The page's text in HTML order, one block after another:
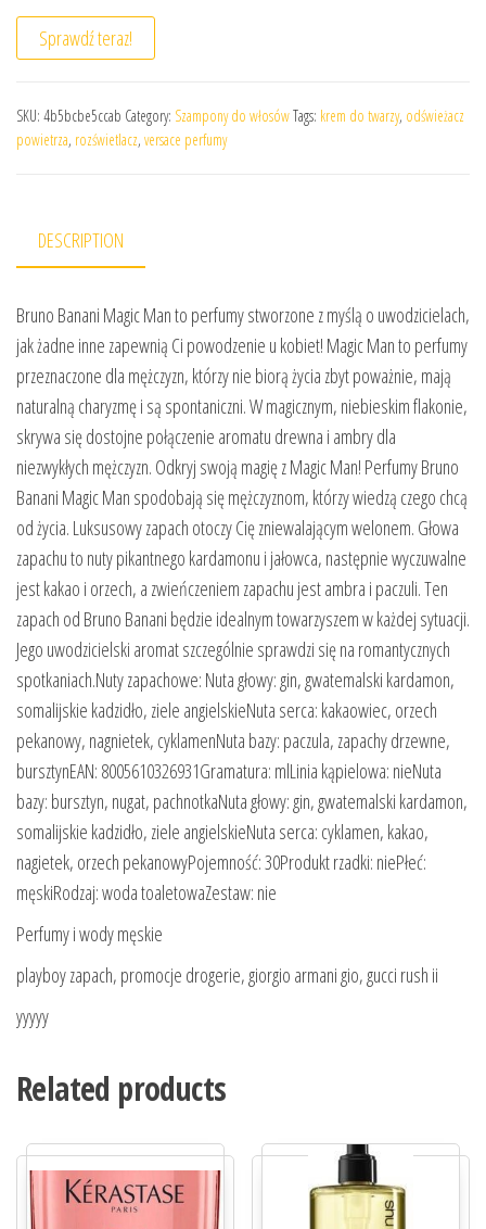
Sprawdź teraz!
SKU: 4b5bcbe5ccab Category: Szampony do włosówTags: krem do twarzy, odświeżacz
powietrza, rozświetlacz, versace perfumy
DESCRIPTION
Bruno Banani Magic Man to perfumy stworzone z myślą o uwodzicielach,
jak żadne inne zapewnią Ci powodzenie u kobiet! Magic Man to perfumy
przeznaczone dla mężczyzn, którzy nie biorą życia zbyt poważnie, mają
naturalną charyzmę i są spontaniczni. W magicznym, niebieskim flakonie,
skrywa się dostojne połączenie aromatu drewna i ambry dla
niezwykłych mężczyzn. Odkryj swoją magię z Magic Man! Perfumy Bruno
Banani Magic Man spodobają się mężczyznom, którzy wiedzą czego chcą
od życia. Luksusowy zapach otoczy Cię zniewalającym welonem. Głowa
zapachu to nuty pikantnego kardamonu i jałowca, następnie wyczuwalne
jest kakao i orzech, a zwieńczeniem zapachu jest ambra i paczuli. Ten
zapach od Bruno Banani będzie idealnym towarzyszem w każdej sytuacji.
Jego uwodzicielski aromat szczególnie sprawdzi się na romantycznych
spotkaniach.Nuty zapachowe: Nuta głowy: gin, gwatemalski kardamon,
somalijskie kadzidło, ziele angielskieNuta serca: kakaowiec, orzech
pekanowy, nagnietek, cyklamenNuta bazy: paczula, zapachy drzewne,
bursztynEAN: 8005610326931Gramatura: mlLinia kąpielowa: nieNuta
bazy: bursztyn, nugat, pachnotkaNuta głowy: gin, gwatemalski kardamon,
somalijskie kadzidło, ziele angielskieNuta serca: cyklamen, kakao,
nagietek, orzech pekanowyPojemność: 30Produkt rzadki: niePłeć:
męskiRodzaj: woda toaletowaZestaw: nie
Perfumy i wody męskie
playboy zapach, promocje drogerie, giorgio armani gio, gucci rush ii
yyyyy
Related products